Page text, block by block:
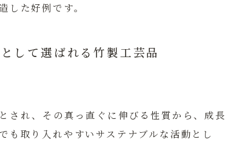
した好例です。
して選ばれる竹製工芸品
され、その真っ直ぐに伸びる性質から、成長
も取り入れやすいサステナブルな活動とし